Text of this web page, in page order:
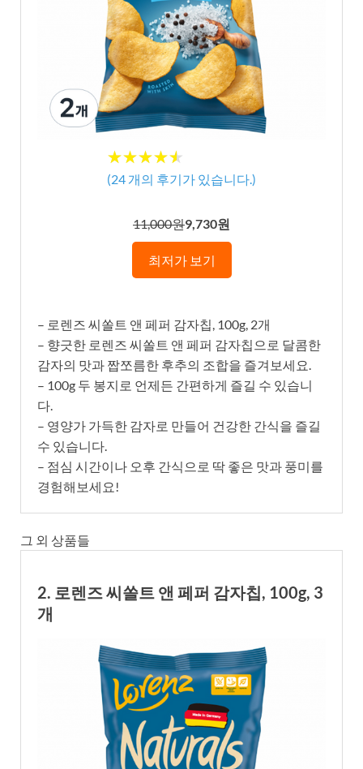
★★★★★
★★★★★
(24 개의 후기가 있습니다.)
11,000원9,730원
최저가 보기
– 로렌즈 씨쏠트 앤 페퍼 감자칩, 100g, 2개
– 향긋한 로렌즈 씨쏠트 앤 페퍼 감자칩으로 달콤한
감자의 맛과 짭쪼름한 후추의 조합을 즐겨보세요.
– 100g 두 봉지로 언제든 간편하게 즐길 수 있습니
다.
– 영양가 가득한 감자로 만들어 건강한 간식을 즐길
수 있습니다.
– 점심 시간이나 오후 간식으로 딱 좋은 맛과 풍미를
경험해보세요!
그 외 상품들
2. 로렌즈 씨쏠트 앤 페퍼 감자칩, 100g, 3
개